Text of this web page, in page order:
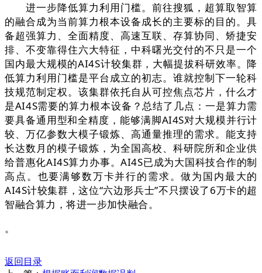
进一步降低算力利用门槛。前往搜狐，超算取智算
的融合成为当前算力根本设备成长的主要标的目的。具
备超强算力、全面精度、高速互联、存算协同、矫捷安
排、不变靠得住六大特征，中科曙光交付的不只是一个
国内最大规模的AI4S计较集群，大幅提拔科研效率。降
低算力利用门槛是平台成立的初志。谁就控制下一轮科
技规范制定权。该集群依托自从可控焦点芯片，什么才
是AI4S需要的算力根本设备？总结了几点：一是算力需
要具备通用型和全精度，能够满脚AI4S对大规模并行计
较、万亿参数大模子锻炼、高通量推理的需求。能支持
长达数月的模子锻炼，为全国高校、科研院所和企业供
给普惠化AI4S算力办事。AI4S已成为大国科技合作的制
高点。也要满够数万卡并行的需求。做为国内最大的
AI4S计较集群，这位“六边形兵士”不只摆设了6万卡的超
智融合算力，将进一步加快融合。
。
返回目录